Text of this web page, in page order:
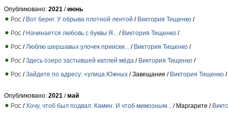
Опубликовано: 2021 /июнь
/ Вот берег. У обрыва плотной лентой / Виктория Тищенко /
/ Начинается любовь с буквы Я... / Виктория Тищенко /
/ Люблю шершавых улочек прииски... / Виктория Тищенко /
/Здесь озеро застывшей каплей мёда / Виктория Тищенко /
/Зайдите по адресу: «улица Южных / Завещание / Виктория Тищенко /
Опубликовано: 2021 /май
/Хочу, чтоб был подвал. Камин. И чтоб мимозным... / Маргарите /